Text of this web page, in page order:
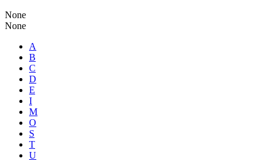
None
None
A
B
C
D
E
I
M
O
S
T
U